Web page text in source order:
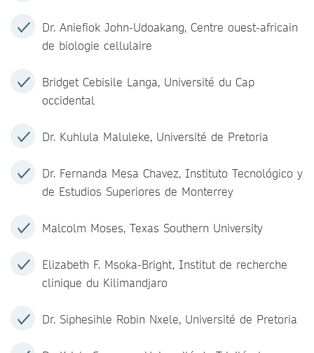
Dr. Aniefiok John-Udoakang, Centre ouest-africain
de biologie cellulaire
Bridget Cebisile Langa, Université du Cap
occidental
Dr. Kuhlula Maluleke, Université de Pretoria
Dr. Fernanda Mesa Chavez, Instituto Tecnológico y
de Estudios Superiores de Monterrey
Malcolm Moses, Texas Southern University
Elizabeth F. Msoka-Bright, Institut de recherche
clinique du Kilimandjaro
Dr. Siphesihle Robin Nxele, Université de Pretoria